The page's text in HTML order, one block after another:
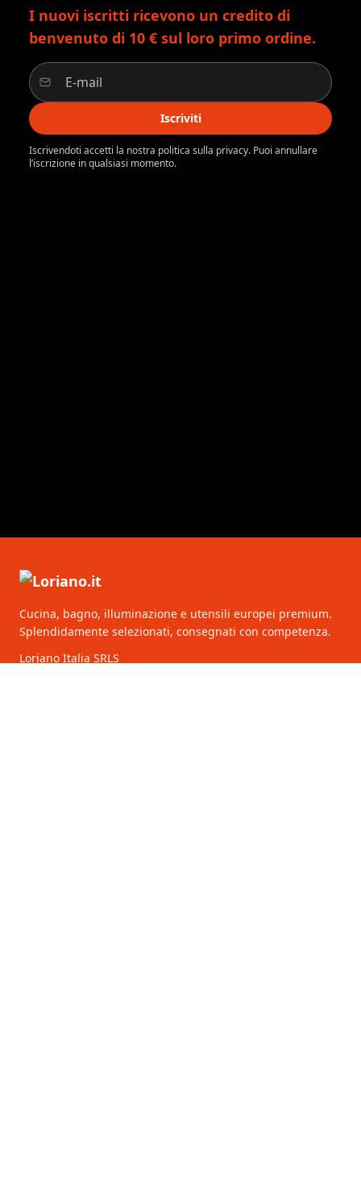
I nuovi iscritti ricevono un credito di
benvenuto di 10 € sul loro primo ordine.
Iscriviti
Iscrivendoti accetti la nostra politica sulla privacy. Puoi annullare
l’iscrizione in qualsiasi momento.
Cucina, bagno, illuminazione e utensili europei premium.
Splendidamente selezionati, consegnati con competenza.
Loriano Italia SRLS